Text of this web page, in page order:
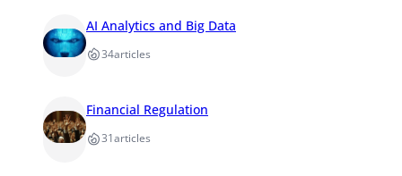
AI Analytics and Big Data
34articles
Financial Regulation
31articles